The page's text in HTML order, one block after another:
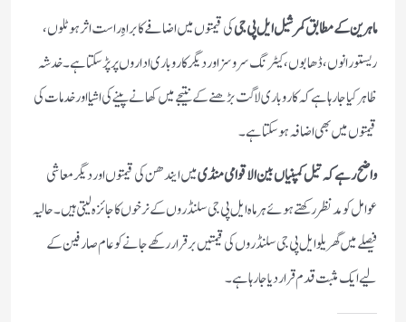
ماہرین کے مطابق کمرشیل ایل پی جیکی قیمتوں میں اضافے کا براہِ راست اثر ہوٹلوں،
ریستورانوں، ڈھابوں، کیٹرنگ سروسز اور دیگر کاروباری اداروں پر پڑ سکتا ہے۔ خدشہ
ظاہر کیا جا رہا ہے کہ کاروباری لاگت بڑھنے کے نتیجے میں کھانے پینے کی اشیا اور خدمات کی
قیمتوں میں بھی اضافہ ہو سکتا ہے۔
واضح رہے کہ تیل کمپنیاں بین الاقوامی منڈیمیں ایندھن کی قیمتوں اور دیگر معاشی
عوامل کو مدنظر رکھتے ہوئے ہر ماہ ایل پی جی سلنڈروں کے نرخوں کا جائزہ لیتی ہیں۔ حالیہ
فیصلے میں گھریلو ایل پی جی سلنڈروں کی قیمتیں برقرار رکھے جانے کو عام صارفین کے
لیے ایک مثبت قدم قرار دیا جا رہا ہے۔